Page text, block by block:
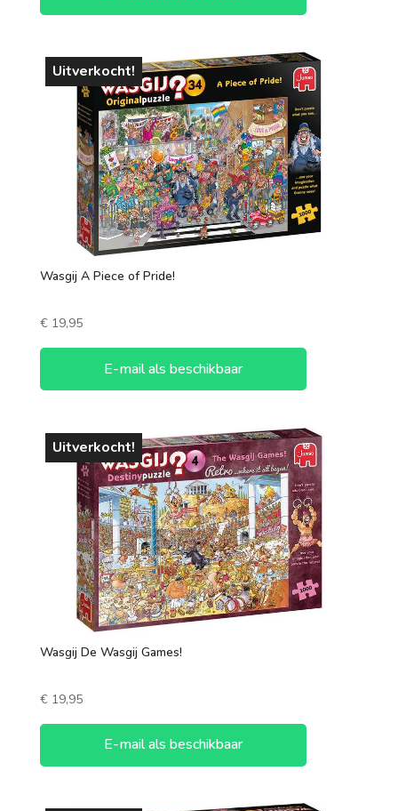
Uitverkocht!
Wasgij A Piece of Pride!
€19,95
E-mail als beschikbaar
Uitverkocht!
Wasgij De Wasgij Games!
€19,95
E-mail als beschikbaar